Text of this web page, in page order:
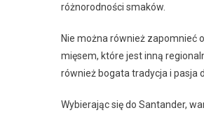
różnorodności smaków.
Nie można również zapomnieć
mięsem, które jest inną
również bogata tradycja i pasja
Wybierając się do Santander,